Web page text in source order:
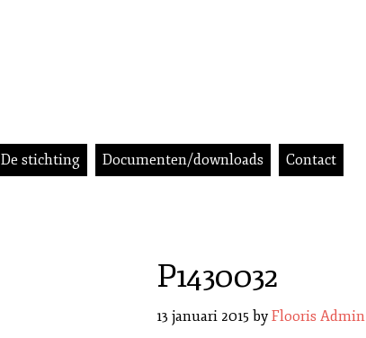
De stichting Documenten/downloads Contact
P1430032
13 januari 2015 by Flooris Admin